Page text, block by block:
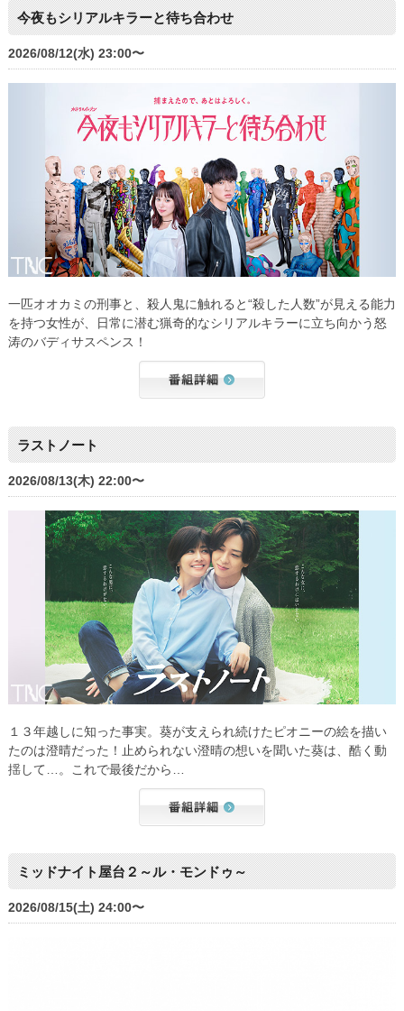
今夜もシリアルキラーと待ち合わせ
2026/08/12(水) 23:00〜
一匹オオカミの刑事と、殺人鬼に触れると“殺した人数”が見える能力
を持つ女性が、日常に潜む猟奇的なシリアルキラーに立ち向かう怒
涛のバディサスペンス！
ラストノート
2026/08/13(木) 22:00〜
１３年越しに知った事実。葵が支えられ続けたピオニーの絵を描い
たのは澄晴だった！止められない澄晴の想いを聞いた葵は、酷く動
揺して…。これで最後だから…
ミッドナイト屋台２～ル・モンドゥ～
2026/08/15(土) 24:00〜